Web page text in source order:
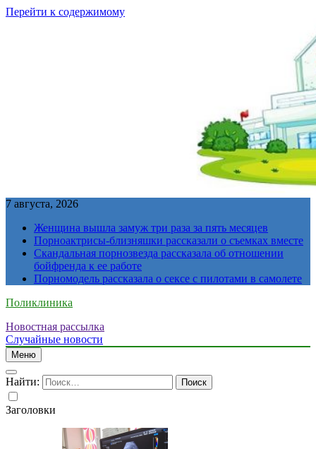
Перейти к содержимому
7 августа, 2026
Женщина вышла замуж три раза за пять месяцев
Порноактрисы-близняшки рассказали о съемках вместе
Скандальная порнозвезда рассказала об отношении
бойфренда к ее работе
Порномодель рассказала о сексе с пилотами в самолете
Поликлиника
Новостная рассылка
Случайные новости
Меню
Найти:
Заголовки